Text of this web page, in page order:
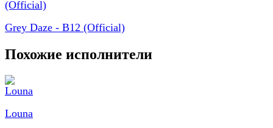
Grey Daze - B12 (Official)
Похожие исполнители
Louna